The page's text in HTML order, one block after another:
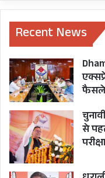
Recent News
फैसले
से